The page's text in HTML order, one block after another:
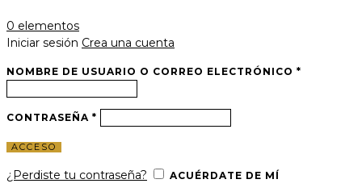
0 elementos
Iniciar sesión Crea una cuenta
NOMBRE DE USUARIO O CORREO ELECTRÓNICO *
CONTRASEÑA *
ACCESO
¿Perdiste tu contraseña? ACUÉRDATE DE MÍ